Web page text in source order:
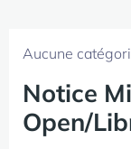
Aucune
Notice
Open/